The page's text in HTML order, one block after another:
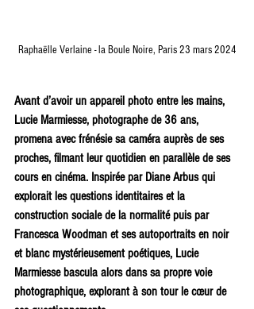
Raphaëlle Verlaine - la Boule Noire, Paris 23 mars 2024
Avant d’avoir un appareil photo entre les mains,
Lucie Marmiesse, photographe de 36 ans,
promena avec frénésie sa caméra auprès de ses
proches, filmant leur quotidien en parallèle de ses
cours en cinéma. Inspirée par Diane Arbus qui
explorait les questions identitaires et la
construction sociale de la normalité puis par
Francesca Woodman et ses autoportraits en noir
et blanc mystérieusement poétiques, Lucie
Marmiesse bascula alors dans sa propre voie
photographique, explorant à son tour le cœur de